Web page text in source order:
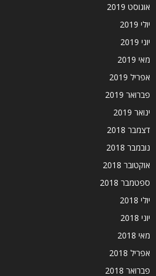
אוגוסט 2019
יולי 2019
יוני 2019
מאי 2019
אפריל 2019
פברואר 2019
ינואר 2019
דצמבר 2018
נובמבר 2018
אוקטובר 2018
ספטמבר 2018
יולי 2018
יוני 2018
מאי 2018
אפריל 2018
פברואר 2018